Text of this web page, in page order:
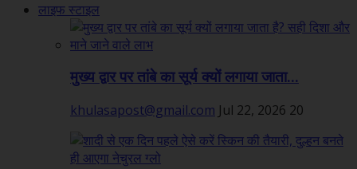
लाइफ स्टाइल
मुख्य द्वार पर तांबे का सूर्य क्यों लगाया जाता...
khulasapost@gmail.com Jul 22, 2026 20